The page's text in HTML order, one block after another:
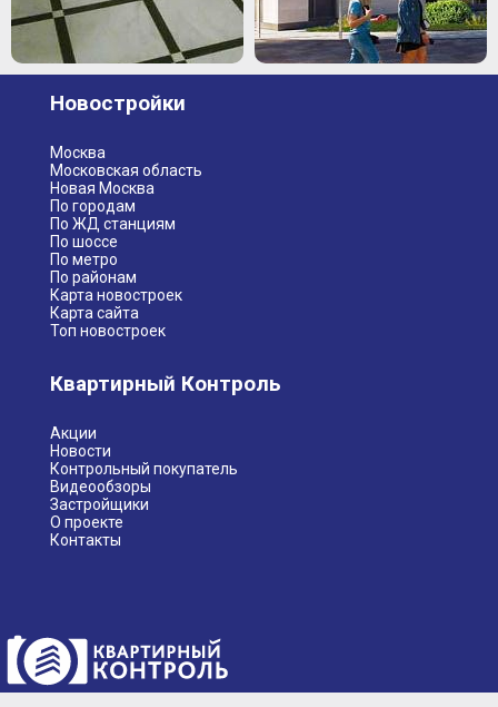
Новостройки
Москва
Московская область
Новая Москва
По городам
По ЖД станциям
По шоссе
По метро
По районам
Карта новостроек
Карта сайта
Топ новостроек
Квартирный Контроль
Акции
Новости
Контрольный покупатель
Видеообзоры
Застройщики
О проекте
Контакты